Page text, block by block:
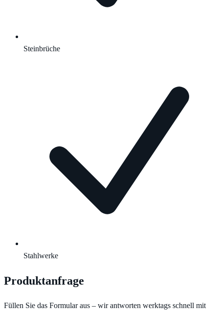
Steinbrüche
Stahlwerke
Produktanfrage
Füllen Sie das Formular aus – wir antworten werktags schnell mit